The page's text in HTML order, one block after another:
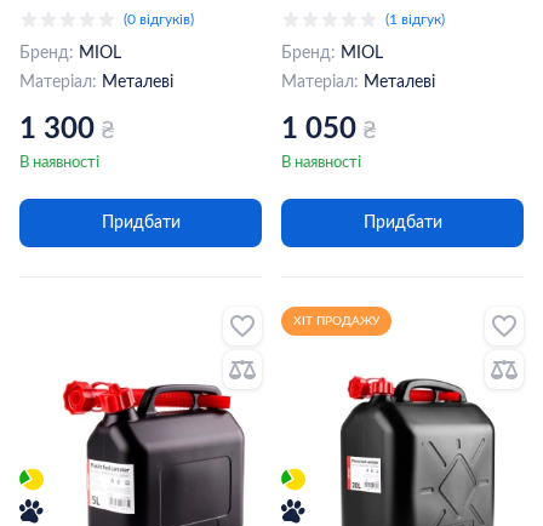
(0 відгуків)
Бренд: MIOL
Матеріал: Металеві
1 300 ₴
В наявності
Придбати
(1 відгук)
Бренд: MIOL
Матеріал: Металеві
1 050 ₴
В наявності
Придбати
ХІТ ПРОДАЖУ